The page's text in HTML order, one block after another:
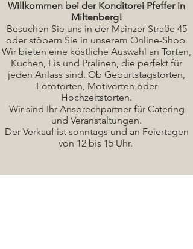
Willkommen bei der Konditorei Pfeffer in
Miltenberg!
Besuchen Sie uns in der Mainzer Straße 45
oder stöbern Sie in unserem Online-Shop.
Wir bieten eine köstliche Auswahl an Torten,
Kuchen, Eis und Pralinen, die perfekt für
jeden Anlass sind. Ob Geburtstagstorten,
Fototorten, Motivorten oder
Hochzeitstorten.
Wir sind Ihr Ansprechpartner für Catering
und Veranstaltungen.
Der Verkauf ist sonntags und an Feiertagen
von 12 bis 15 Uhr.